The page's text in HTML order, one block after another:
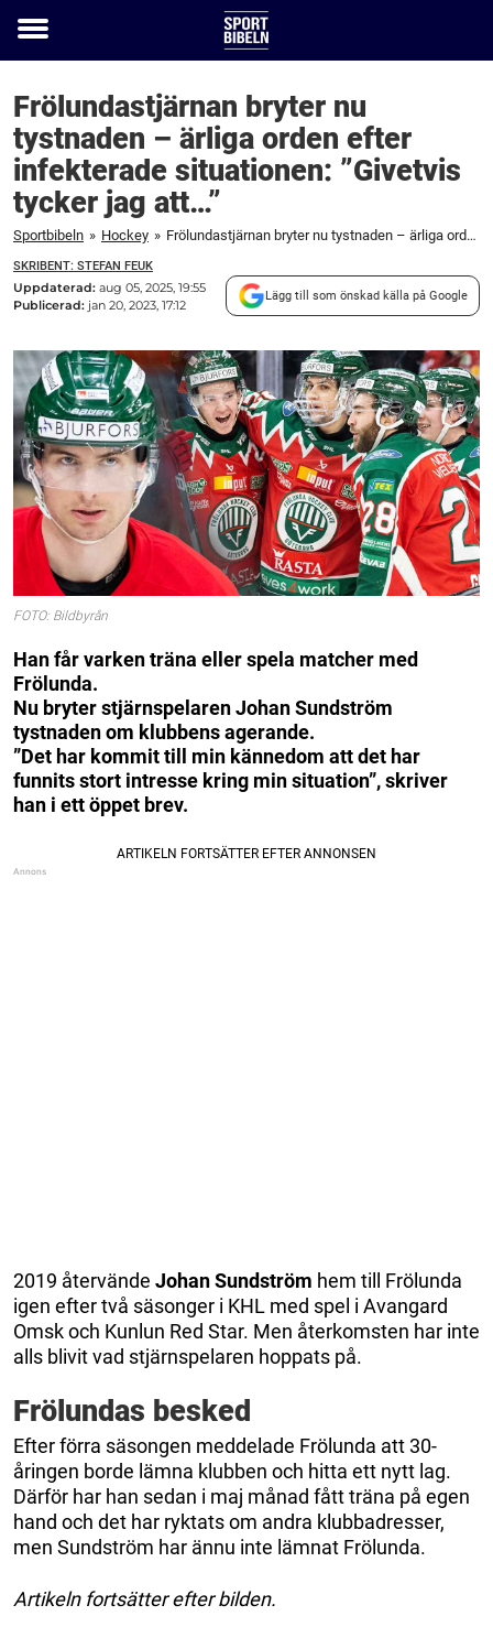
Toggle
Frölundastjärnan bryter nu
tystnaden – ärliga orden efter
infekterade situationen: ”Givetvis
tycker jag att…”
Sportbibeln » Hockey » Frölundastjärnan bryter nu tystnaden – ärliga orden efter infekterade situationen: "Givetvis tycker jag att..."
SKRIBENT: STEFAN FEUK
Uppdaterad: aug 05, 2025, 19:55
Publicerad: jan 20, 2023, 17:12
Lägg till som önskad källa på Google
FOTO: Bildbyrån
Han får varken träna eller spela matcher med
Frölunda.
Nu bryter stjärnspelaren Johan Sundström
tystnaden om klubbens agerande.
”Det har kommit till min kännedom att det har
funnits stort intresse kring min situation”, skriver
han i ett öppet brev.
2019 återvände Johan Sundström hem till Frölunda
igen efter två säsonger i KHL med spel i Avangard
Omsk och Kunlun Red Star. Men återkomsten har inte
alls blivit vad stjärnspelaren hoppats på.
Frölundas besked
Efter förra säsongen meddelade Frölunda att 30-
åringen borde lämna klubben och hitta ett nytt lag.
Därför har han sedan i maj månad fått träna på egen
hand och det har ryktats om andra klubbadresser,
men Sundström har ännu inte lämnat Frölunda.
Artikeln fortsätter efter bilden.